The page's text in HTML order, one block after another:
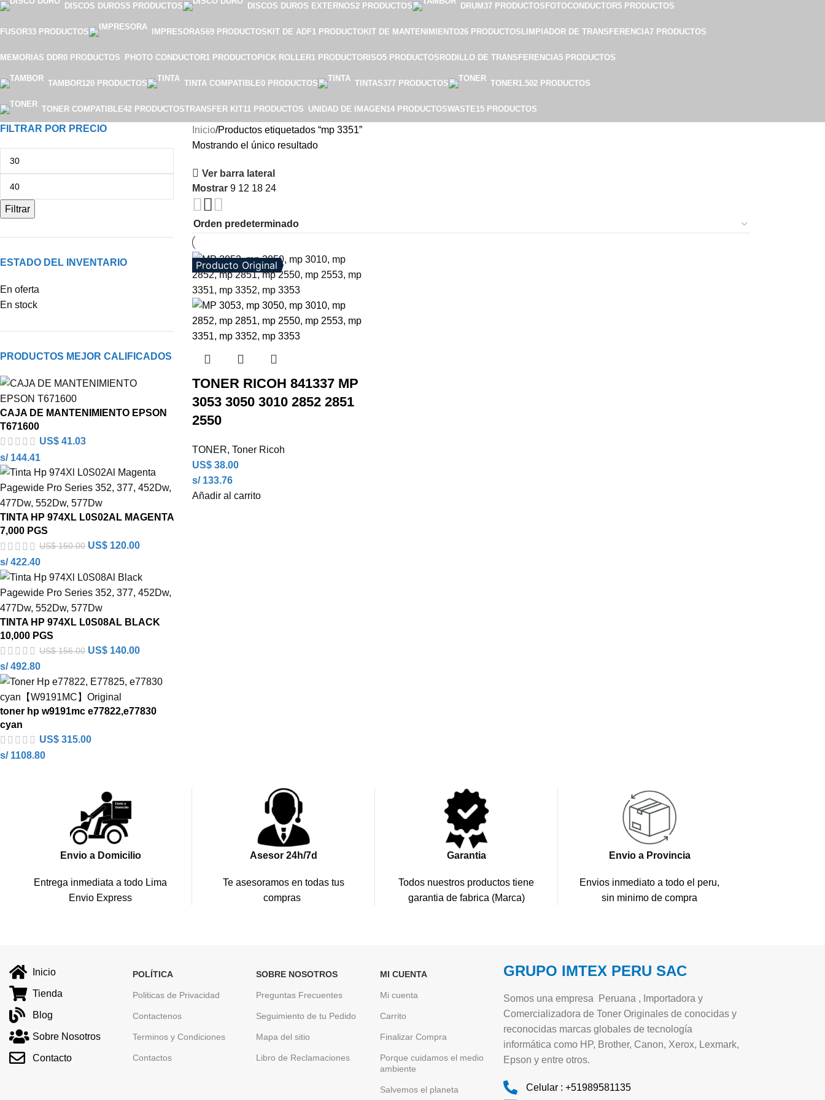
DISCOS DUROS5 PRODUCTOS DISCOS DUROS EXTERNOS2 PRODUCTOS DRUM 37 PRODUCTOS FOTOCONDUCTOR5 PRODUCTOS
FUSOR33 PRODUCTOS IMPRESORAS69 PRODUCTOS KIT DE ADF1 PRODUCTO KIT DE MANTENIMIENTO26 PRODUCTOS LIMPIADOR DE TRANSFERENCIA7 PRODUCTOS
MEMORIAS DDR0 PRODUCTOS PHOTO CONDUCTOR1 PRODUCTO PICK ROLLER1 PRODUCTO RISO5 PRODUCTOS RODILLO DE TRANSFERENCIA5 PRODUCTOS
TAMBOR120 PRODUCTOS TINTA COMPATIBLE0 PRODUCTOS TINTAS377 PRODUCTOS TONER1.502 PRODUCTOS
TONER COMPATIBLE42 PRODUCTOSTRANSFER KIT11 PRODUCTOS UNIDAD DE IMAGEN 14 PRODUCTOSWASTE15 PRODUCTOS
FILTRAR POR PRECIO
Filtrar
ESTADO DEL INVENTARIO
En oferta
En stock
PRODUCTOS MEJOR CALIFICADOS
CAJA DE MANTENIMIENTO EPSON
T671600
US$ 41.03
s/ 144.41
TINTA HP 974XL L0S02AL MAGENTA
7,000 PGS
US$150.00 US$ 120.00
s/ 422.40
TINTA HP 974XL L0S08AL BLACK
10,000 PGS
US$156.00 US$ 140.00
s/ 492.80
toner hp w9191mc e77822,e77830
cyan
US$ 315.00
s/ 1108.80
Inicio Productos etiquetados “mp 3351”
Mostrando el único resultado
Ver barra lateral
Mostrar 9 12 18 24
Producto Original
TONER RICOH 841337 MP
3053 3050 3010 2852 2851
2550
TONER, Toner Ricoh
US$38.00
s/ 133.76
Añadir al carrito
Envio a Domicilio
Entrega inmediata a todo Lima
Envio Express
Asesor 24h/7d
Te asesoramos en todas tus
compras
Garantia
Todos nuestros productos tiene
garantia de fabrica (Marca)
Envio a Provincia
Envios inmediato a todo el peru,
sin minimo de compra
Inicio
Tienda
Blog
Sobre Nosotros
Contacto
POLÍTICA
Politicas de Privacidad
Contactenos
Terminos y Condiciones
Contactos
SOBRE NOSOTROS
Preguntas Frecuentes
Seguimiento de tu Pedido
Mapa del sitio
Libro de Reclamaciones
MI CUENTA
Mi cuenta
Carrito
Finalizar Compra
Porque cuidamos el medio
ambiente
Salvemos el planeta
GRUPO IMTEX PERU SAC
Somos una empresa Peruana , Importadora y
Comercializadora de Toner Originales de conocidas y
reconocidas marcas globales de tecnología
informática como HP, Brother, Canon, Xerox, Lexmark,
Epson y entre otros.
Celular : +51989581135